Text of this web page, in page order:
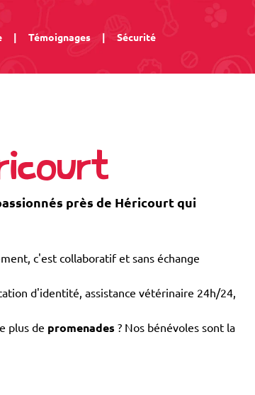
| Témoignages | Sécurité
près de Héricourt qui
c'est collaboratif et sans échange
d'identité, assistance vétérinaire 24h/24,
plus de promenades ? Nos bénévoles sont la